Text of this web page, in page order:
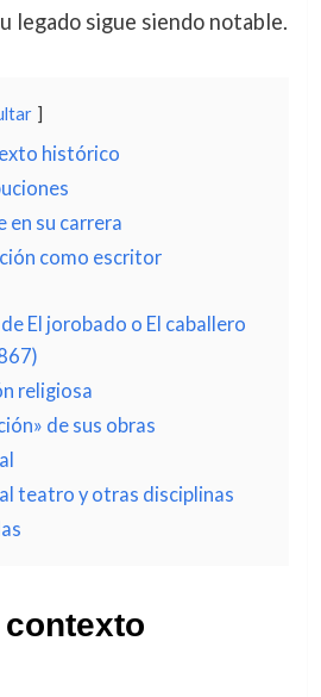
legado sigue siendo notable.
histórico
en su carrera
como escritor
El jorobado o El caballero
religiosa
de sus obras
teatro y otras disciplinas